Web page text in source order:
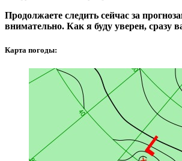
Продолжаете следить сейчас за
внимательно. Как я буду уверен, сразу
Карта погоды: